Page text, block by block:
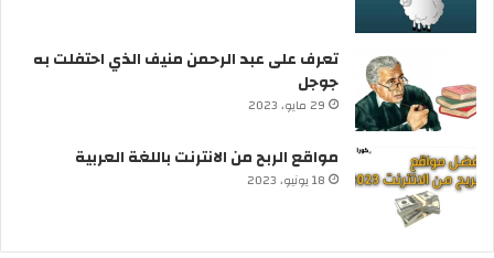
تعرف على عبد الرحمن منيف الذي احتفلت به
جوجل
29 مايو، 2023
مواقع الربح من الانترنت باللغة العربية
18 يونيو، 2023